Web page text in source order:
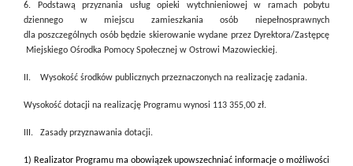
6. Podstawą przyznania usług opieki wytchnieniowej w ramach pobytu
dziennego w miejscu zamieszkania osób niepełnosprawnych
dla poszczególnych osób będzie skierowanie wydane przez Dyrektora/Zastępcę
Miejskiego Ośrodka Pomocy Społecznej w Ostrowi Mazowieckiej.
II. Wysokość środków publicznych przeznaczonych na realizację zadania.
Wysokość dotacji na realizację Programu wynosi 113 355,00 zł.
III. Zasady przyznawania dotacji.
1) Realizator Programu ma obowiązek upowszechniać informacje o możliwości